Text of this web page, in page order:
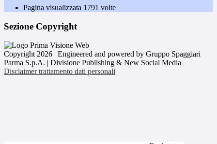
Pagina visualizzata 1791 volte
Sezione Copyright
Copyright 2026 | Engineered and powered by Gruppo Spaggiari
Parma S.p.A. | Divisione Publishing & New Social Media
Disclaimer trattamento dati personali